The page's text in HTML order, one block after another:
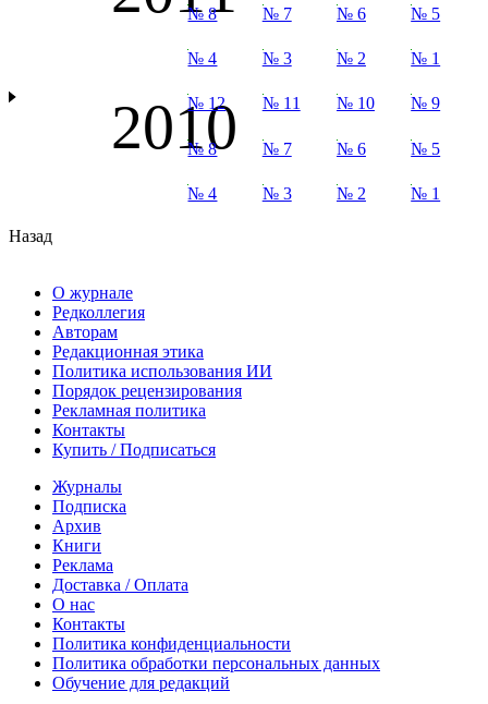
№ 8 № 7 № 6 № 5
№ 4 № 3 № 2 № 1
2010
№ 12 № 11 № 10 № 9
№ 8 № 7 № 6 № 5
№ 4 № 3 № 2 № 1
Назад
О журнале
Редколлегия
Авторам
Редакционная этика
Политика использования ИИ
Порядок рецензирования
Рекламная политика
Контакты
Купить / Подписаться
Журналы
Подписка
Архив
Книги
Реклама
Доставка / Оплата
О нас
Контакты
Политика конфиденциальности
Политика обработки персональных данных
Обучение для редакций